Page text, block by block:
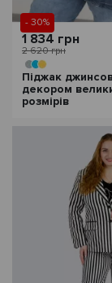
- 30%
1 834 грн
2 620 грн
Піджак
декором
розмірів